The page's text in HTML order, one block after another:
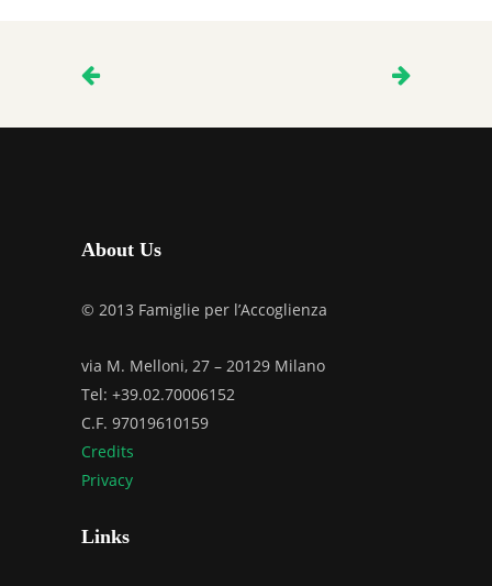
About Us
© 2013 Famiglie per l’Accoglienza
via M. Melloni, 27 – 20129 Milano
Tel: +39.02.70006152
C.F. 97019610159
Credits
Privacy
Links